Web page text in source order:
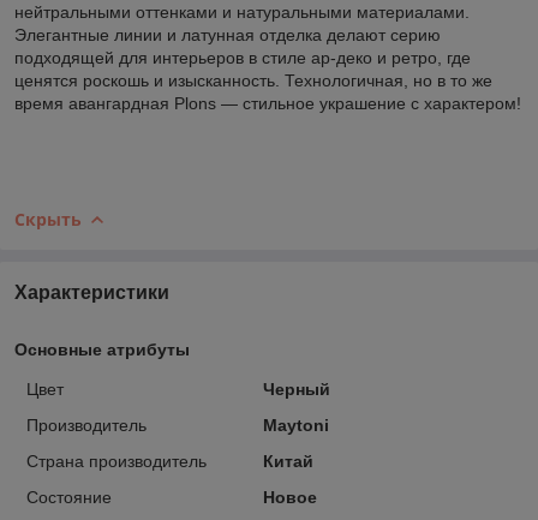
нейтральными оттенками и натуральными материалами.
Элегантные линии и латунная отделка делают серию
подходящей для интерьеров в стиле ар-деко и ретро, где
ценятся роскошь и изысканность. Технологичная, но в то же
время авангардная Plons — стильное украшение с характером!
Скрыть
Характеристики
Основные атрибуты
Цвет
Черный
Производитель
Maytoni
Страна производитель
Китай
Состояние
Новое